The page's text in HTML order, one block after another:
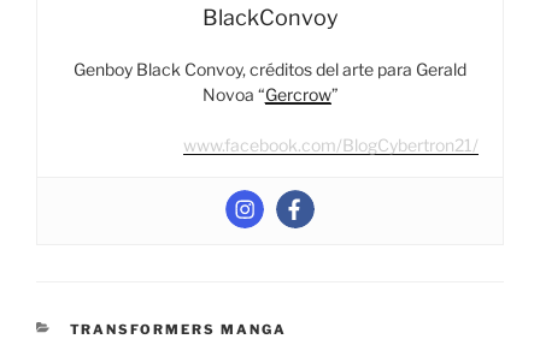
BlackConvoy
Genboy Black Convoy, créditos del arte para Gerald
Novoa “Gercrow”
www.facebook.com/BlogCybertron21/
CATEGORIES
TRANSFORMERS MANGA